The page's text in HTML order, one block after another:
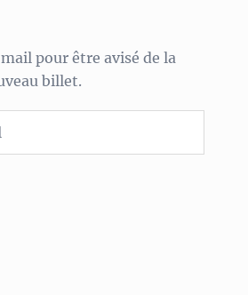
pour être avisé de la
billet.